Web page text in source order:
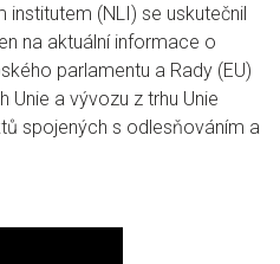
institutem (NLI) se uskutečnil
na aktuální informace o
parlamentu a Rady (EU)
a vývozu z trhu Unie
spojených s odlesňováním a